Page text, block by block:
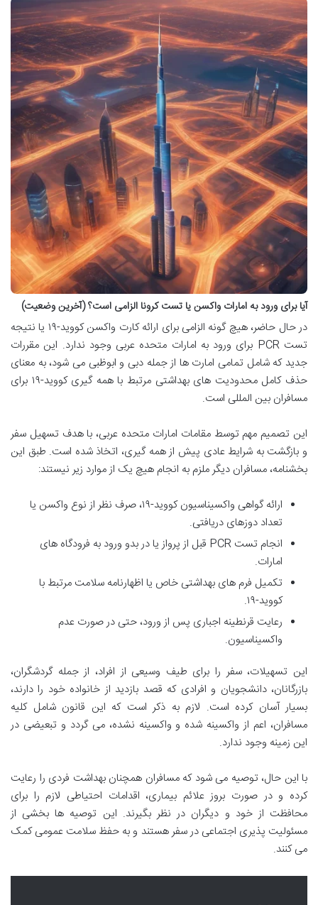
آیا برای ورود به امارات واکسن یا تست کرونا الزامی است؟ (آخرین وضعیت)
در حال حاضر، هیچ گونه الزامی برای ارائه کارت واکسن کووید-۱۹ یا نتیجه
تست PCR برای ورود به امارات متحده عربی وجود ندارد. این مقررات
جدید که شامل تمامی امارت ها از جمله دبی و ابوظبی می شود، به معنای
حذف کامل محدودیت های بهداشتی مرتبط با همه گیری کووید-۱۹ برای
مسافران بین المللی است.
این تصمیم مهم توسط مقامات امارات متحده عربی، با هدف تسهیل سفر
و بازگشت به شرایط عادی پیش از همه گیری، اتخاذ شده است. طبق این
بخشنامه، مسافران دیگر ملزم به انجام هیچ یک از موارد زیر نیستند:
ارائه گواهی واکسیناسیون کووید-۱۹، صرف نظر از نوع واکسن یا
تعداد دوزهای دریافتی.
انجام تست PCR قبل از پرواز یا در بدو ورود به فرودگاه های
امارات.
تکمیل فرم های بهداشتی خاص یا اظهارنامه سلامت مرتبط با
کووید-۱۹.
رعایت قرنطینه اجباری پس از ورود، حتی در صورت عدم
واکسیناسیون.
این تسهیلات، سفر را برای طیف وسیعی از افراد، از جمله گردشگران،
بازرگانان، دانشجویان و افرادی که قصد بازدید از خانواده خود را دارند،
بسیار آسان کرده است. لازم به ذکر است که این قانون شامل کلیه
مسافران، اعم از واکسینه شده و واکسینه نشده، می گردد و تبعیضی در
این زمینه وجود ندارد.
با این حال، توصیه می شود که مسافران همچنان بهداشت فردی را رعایت
کرده و در صورت بروز علائم بیماری، اقدامات احتیاطی لازم را برای
محافظت از خود و دیگران در نظر بگیرند. این توصیه ها بخشی از
مسئولیت پذیری اجتماعی در سفر هستند و به حفظ سلامت عمومی کمک
می کنند.